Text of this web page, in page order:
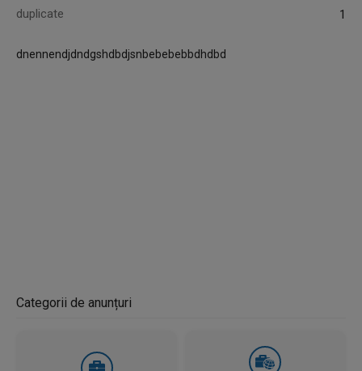
duplicate 1
dnennendjdndgshdbdjsnbebebebbdhdbd
Categorii de anunțuri